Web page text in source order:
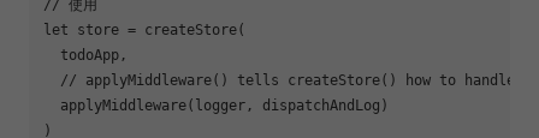
// 使用
let store = createStore(
  todoApp,
// applyMiddleware() tells createStore() how to handle
  applyMiddleware(logger, dispatchAndLog)